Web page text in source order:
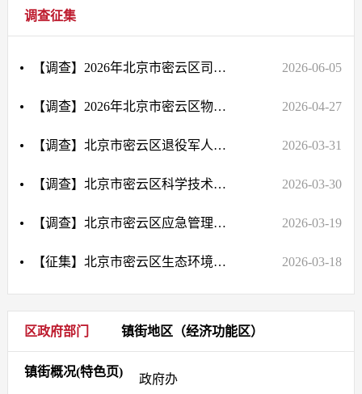
调查征集
【调查】2026年北京市密云区司法局法律服务大厅满意度调查问卷 2026-06-05
【调查】2026年北京市密云区物业管理服务满意度调查问卷 2026-04-27
【调查】北京市密云区退役军人服务保障工作调查问卷 2026-03-31
【调查】北京市密云区科学技术委员会2026年第一季度政务公开与服务满意度调查问卷 2026-03-30
【调查】北京市密云区应急管理局关于森林防火知识调查问卷 2026-03-19
【征集】北京市密云区生态环境局关于对《密云区2026年环境信息依法披露企业名单（征求意见稿）》公开征集意见的公告 2026-03-18
区政府部门 镇街地区（经济功能区）
镇街概况(特色页)
政府办